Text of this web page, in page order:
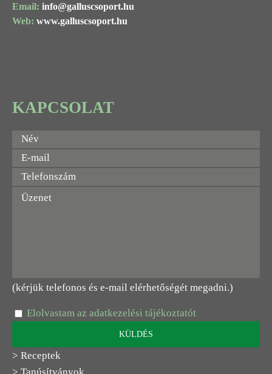
Email: info@galluscsoport.hu
Web: www.galluscsoport.hu
KAPCSOLAT
(kérjük telefonos és e-mail elérhetőségét megadni.)
Elolvastam az adatkezelési tájékoztatót
> Receptek